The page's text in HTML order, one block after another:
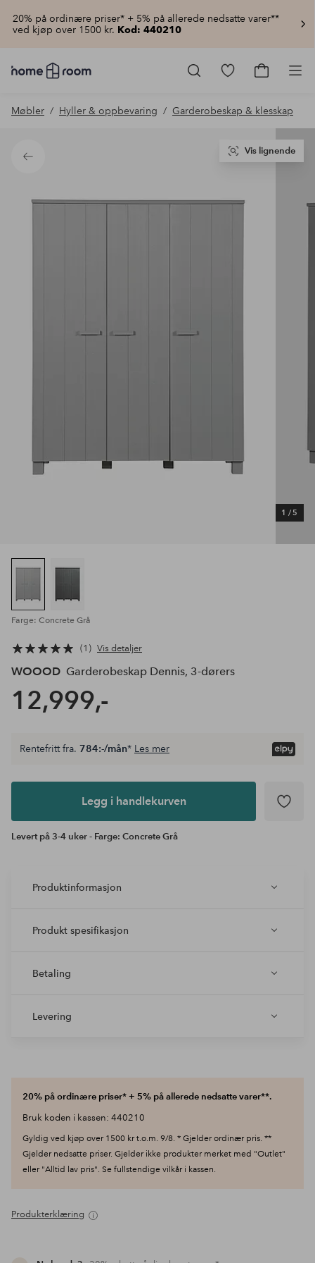
20% på ordinære priser* + 5% på allerede nedsatte varer**
ved kjøp over 1500 kr. Kod: 440210
Homeroom
–
hjemmet
pris
Gå
produkter
Gå
Møbler Hyller & oppbevaring Garderobeskap & klesskap
Tilbake
1 /5
Vis lignende
Farge: Concrete Grå
1 Vis detaljer
WOOOD Garderobeskap Dennis, 3-dørers
12,999,-
Legg i
Rentefritt fra. 784:-/mån* Les mer
Legg i handlekurven
Levert på 3-4 uker - Farge: Concrete Grå
Produktinformasjon
Produkt spesifikasjon
Betaling
Levering
20% på ordinære priser* + 5% på allerede nedsatte varer**.
Bruk koden i kassen: 440210
Gyldig ved kjøp over 1500 kr t.o.m. 9/8. * Gjelder ordinær pris. **
Gjelder nedsatte priser. Gjelder ikke produkter merket med "Outlet"
eller "Alltid lav pris". Se fullstendige vilkår i kassen.
Produkterklæring